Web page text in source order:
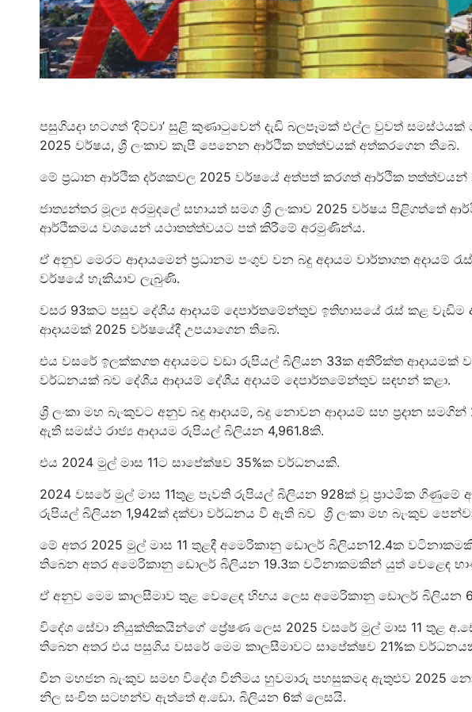
පසුගියදා හටගත් ‘දිට්වා’ සුළි කුණාටුවෙන් දැඩි බලපෑමක් එල්ල වුවත්
2025 වර්ෂය, ශ්‍රී ලංකාව කැපී පෙනෙන ආර්ථික තත්ත්වයක් අත්කරගෙන තිබේ.
මේ ප්‍රධාන ආර්ථික දර්ශකවල 2025 වර්ෂයේ අත්පත් කරගත් ආර්ථික
ජාත්‍යන්තර මූල්‍ය අරමුදලේ සහායත් සමග ශ්‍රී ලංකාව 2025 වර්ෂය පිළිගත්තේ
ආර්ථිකමය වශයෙන් යථාතත්ත්වයට පත් කිරීමේ අරමුණින්ය.
ඒ අනුව මෙරට ආදායමෙන් ප්‍රධානම පංගුව වන බදු අදායම වාර්තාගත අදායම්
වර්ෂයේ හැකියාව ලැබුණි.
වසර 93කට පසුව දේශීය ආදායම් දෙපාර්තමේන්තුව ඉතිහාසයේ රැස් කළ
ආදායමක් 2025 වර්ෂයේදී උපයාගෙන තිබේ.
එය වසරේ ඉලක්කගත අදායමට වඩා රුපියල් බිලියන 33ක අතිරික්ත ආදායමක්
වර්ධනයක් බව දේශීය ආදායම් දේශීය අදායම් දෙපාර්තමේන්තුව සඳහන් කළා.
ශ්‍රී ලංකා මහ බැංකුවට අනුව බදු ආදායම්, බදු නොවන ආදායම් සහ ප්‍රදාන
ඇති සමස්ථ රාජ්‍ය ආදායම රුපියල් බිලියන 4,961.8කි.
එය 2024 මුල් මාස 11ට සාපේක්ෂව 35%ක වර්ධනයකි.
2024 වසරේ මුල් මාස 11තුළ පැවති රුපියල් බිලියන 928ක් වූ ප්‍රාථමික ගිණුමේ
රුපියල් බිලියන 1,942ක් දක්වා වර්ධනය වී ඇති බව ශ්‍රී ලංකා මහ බැංකුව
මේ අතර 2025 මුල් මාස 11 තුළදී අමෙරිකානු ඩොලර් බිලියන12.4ක
තිබෙන අතර අමෙරිකානු ඩොලර් බිලියන 19.3ක වටිනාකමකින් යුත් වෙළෙඳ
ඒ අනුව මෙම කාලසීමාව තුළ වෙළෙඳ හිඟය ලෙස අමෙරිකානු ඩොලර් බිලියන
විදේශ සේවා නියුක්තිකයින්ගේ ප්‍රේෂණ ලෙස 2025 වසරේ මුල් මාස 11 තුළ
තිබෙන අතර එය පසුගිය වසරේ මෙම කාලසීමාවට සාපේක්ෂව 21%ක
චීන මහජන බැංකුව සමඟ විදේශ විනිමය හුවමාරු පහසුකමද ඇතුළුව 2025
නිල සංචිත සටහන්ව ඇත්තේ අ.ඩො. බිලියන 6ක් ලෙසයි.